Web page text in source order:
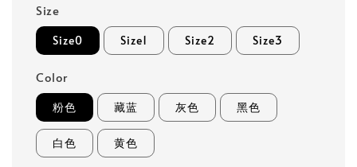
Size
Size0 Size1 Size2 Size3
Color
粉色 藏蓝 灰色 黑色
白色 黄色